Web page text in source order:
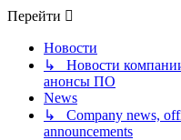
Перейти
Новости
↳ Новости
анонсы ПО
News
↳ Company news,
announcements